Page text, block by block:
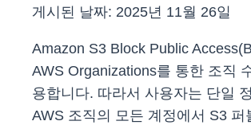
게시된 날짜: 2025년 11월 26일
Amazon S3 Block Public
AWS Organizations를 통한 조직
용합니다. 따라서 사용자는 단일
AWS 조직의 모든 계정에서 S3 퍼